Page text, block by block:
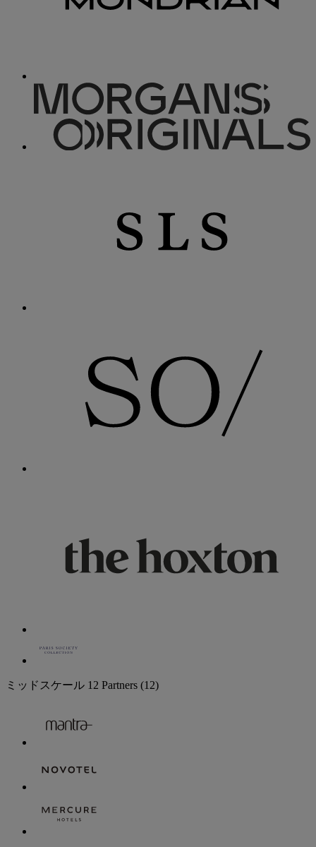
ミッドスケール 12 Partners (12)